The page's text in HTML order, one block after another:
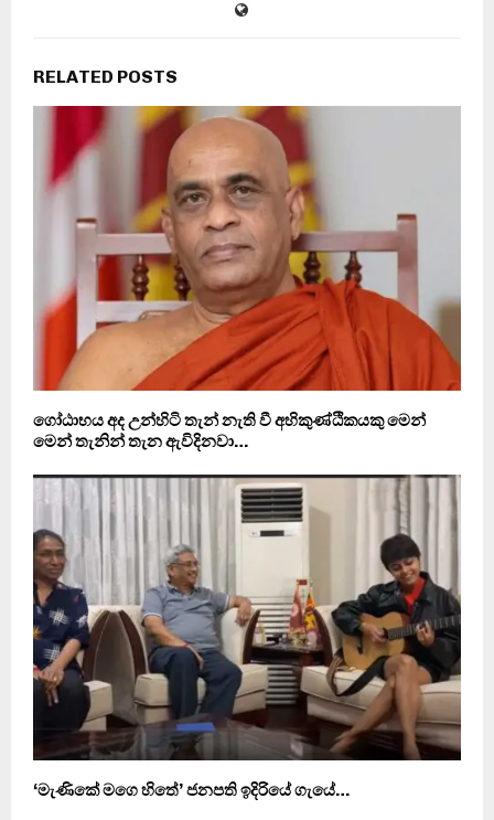
RELATED POSTS
ගෝඨාභය අද උන්හිටි තැන් නැති වී අහිකුණ්ඨිකයකු මෙන්
මෙන් තැනින් තැන ඇවිදිනවා…
‘මැණිකේ මගෙ හිතේ’ ජනපති ඉදිරියේ ගැයේ…